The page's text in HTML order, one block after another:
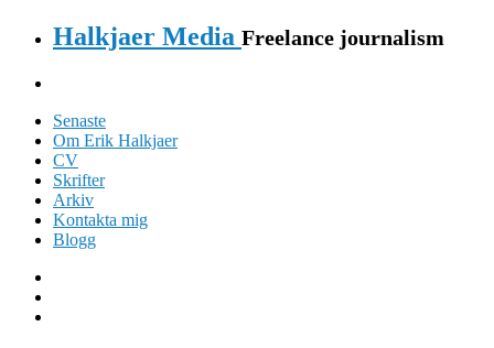
Halkjaer Media Freelance journalism
Senaste
Om Erik Halkjaer
CV
Skrifter
Arkiv
Kontakta mig
Blogg